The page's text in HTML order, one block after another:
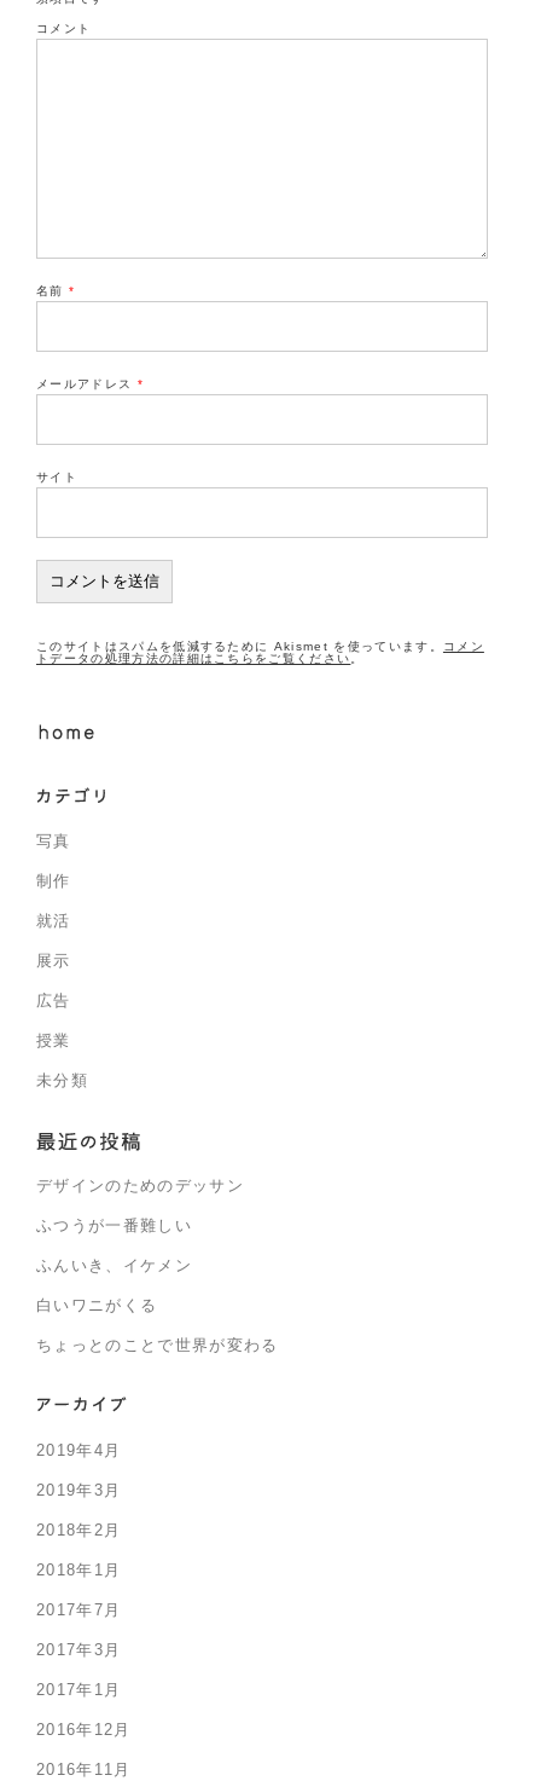
コメント
名前 *
メールアドレス *
サイト
このサイトはスパムを低減するために Akismet を使っています。 コメン
トデータの処理方法の詳細はこちらをご覧ください。
写真
制作
就活
展示
広告
授業
未分類
デザインのためのデッサン
ふつうが一番難しい
ふんいき、イケメン
白いワニがくる
ちょっとのことで世界が変わる
2019年4月
2019年3月
2018年2月
2018年1月
2017年7月
2017年3月
2017年1月
2016年12月
2016年11月